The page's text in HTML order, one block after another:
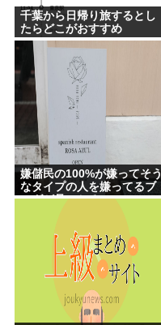
千葉から日帰り旅するとし
たらどこがおすすめ
嫌儲民の100%が嫌ってそう
なタイプの人を嫌ってるブ
ログが見つかる